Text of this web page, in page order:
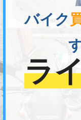
バイク
ラ